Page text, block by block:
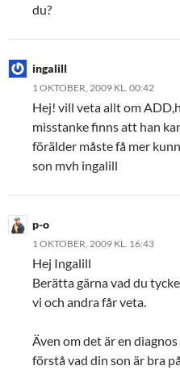
du?
ingalill
1 OKTOBER, 2009 KL. 00:42
Hej! vill veta allt om
misstanke finns att han
förälder måste få mer
son mvh ingalill
p-o
1 OKTOBER, 2009 KL. 16:43
Hej Ingalill
Berätta gärna vad du
vi och andra får veta.
Även om det är en
förstå vad din son är bra